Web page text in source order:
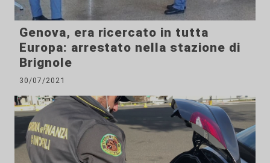
Genova, era ricercato in tutta
Europa: arrestato nella stazione di
Brignole
30/07/2021